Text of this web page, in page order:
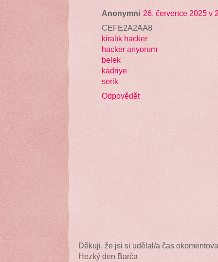
Anonymní 26. července 2025 v
CEFE2A2AA8
kiralık hacker
hacker arıyorum
belek
kadriye
serik
Odpovědět
Děkuji, že jsi si udělal/a čas
Hezký den Barča